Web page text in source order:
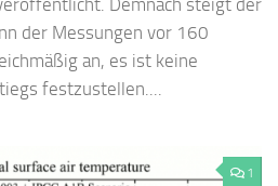
Demnach steigt der
der Messungen vor 160
an, es ist keine
festzustellen....
1